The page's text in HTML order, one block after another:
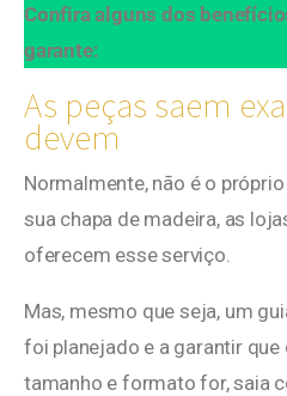
Confira alguns dos
garante:
As peças saem
devem
Normalmente, não é o
sua chapa de madeira, as
oferecem esse serviço.
Mas, mesmo que seja, um
foi planejado e a garantir que
tamanho e formato for, saia